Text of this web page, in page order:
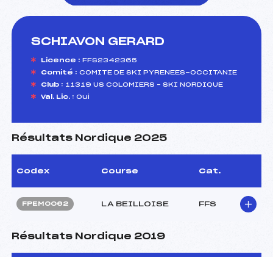
SCHIAVON GERARD
Licence : FFS2342365
Comité : COMITE DE SKI PYRENEES-OCCITANIE
Club : 11319 US COLOMIERS – SKI NORDIQUE
Val. Lic. : Oui
Résultats Nordique 2025
Codex Course Cat.
FPEM0062 LA BEILLOISE FFS
Résultats Nordique 2019